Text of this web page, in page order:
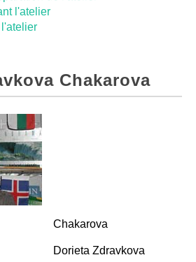
l'atelier
Chakarova
Chakarova
Dorieta Zdravkova